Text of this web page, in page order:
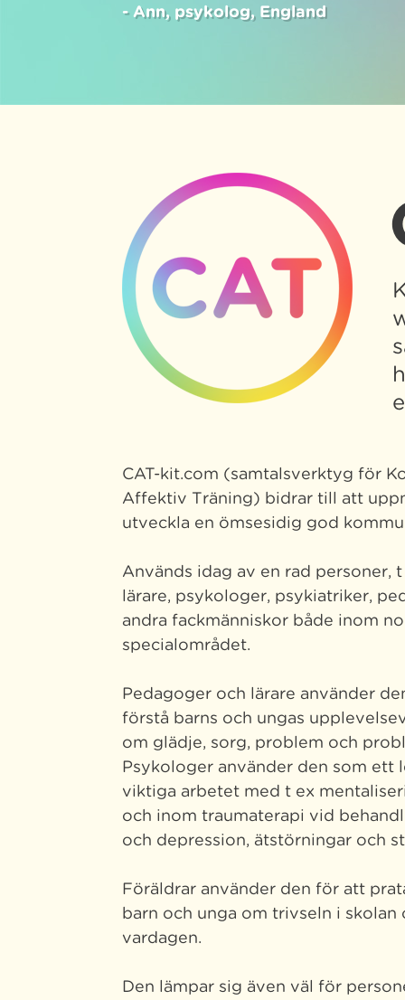
- Ann, psykolog, England
CAT-kit.com (samtalsverktyg för
Affektiv Träning) bidrar till att
utveckla en ömsesidig god
Används idag av en rad personer,
lärare, psykologer, psykiatriker,
andra fackmänniskor både inom
specialområdet.
Pedagoger och lärare använder
förstå barns och ungas
om glädje, sorg, problem och
Psykologer använder den som ett
viktiga arbetet med t ex
och inom traumaterapi vid
och depression, ätstörningar och
Föräldrar använder den för att
barn och unga om trivseln i skolan
vardagen.
Den lämpar sig även väl för